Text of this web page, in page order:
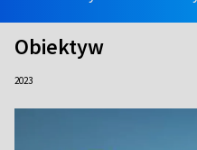
Obiektyw
2023